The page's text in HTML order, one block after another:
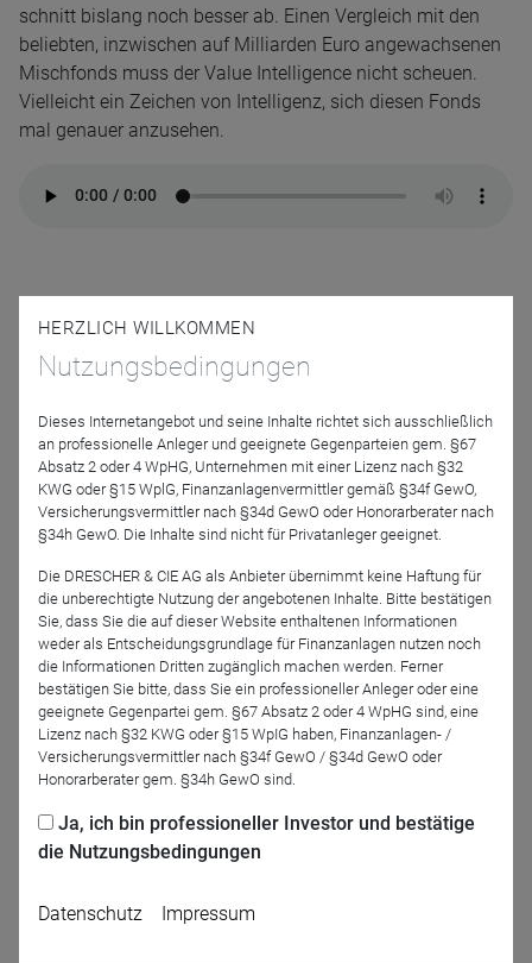
schnitt bislang noch besser ab. Einen Vergleich mit den
beliebten, inzwischen auf Milliarden Euro angewachsenen
Mischfonds muss der Value Intelligence nicht scheuen.
Vielleicht ein Zeichen von Intelligenz, sich diesen Fonds
mal genauer anzusehen.
Stefan Rehder
Moderation
DRESCHER & CIE AG
HERZLICH WILLKOMMEN
Nutzungsbedingungen
Dieses Internetangebot und seine Inhalte richtet sich ausschließlich
an professionelle Anleger und geeignete Gegenparteien gem. §67
Absatz 2 oder 4 WpHG, Unternehmen mit einer Lizenz nach §32
KWG oder §15 WplG, Finanzanlagenvermittler gemäß §34f GewO,
Versicherungsvermittler nach §34d GewO oder Honorarberater nach
§34h GewO. Die Inhalte sind nicht für Privatanleger geeignet.
Die DRESCHER & CIE AG als Anbieter übernimmt keine Haftung für
die unberechtigte Nutzung der angebotenen Inhalte. Bitte bestätigen
Sie, dass Sie die auf dieser Website enthaltenen Informationen
weder als Entscheidungsgrundlage für Finanzanlagen nutzen noch
die Informationen Dritten zugänglich machen werden. Ferner
bestätigen Sie bitte, dass Sie ein professioneller Anleger oder eine
geeignete Gegenpartei gem. §67 Absatz 2 oder 4 WpHG sind, eine
Lizenz nach §32 KWG oder §15 WpIG haben, Finanzanlagen- /
Versicherungsvermittler nach §34f GewO / §34d GewO oder
Honorarberater gem. §34h GewO sind.
Ja, ich bin professioneller Investor und bestätige
die Nutzungsbedingungen
Datenschutz Impressum